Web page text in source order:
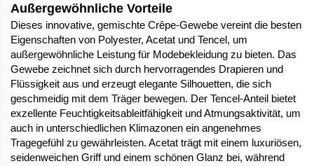
Außergewöhnliche Vorteile
Dieses innovative, gemischte Crêpe-Gewebe vereint die besten
Eigenschaften von Polyester, Acetat und Tencel, um
außergewöhnliche Leistung für Modebekleidung zu bieten. Das
Gewebe zeichnet sich durch hervorragendes Drapieren und
Flüssigkeit aus und erzeugt elegante Silhouetten, die sich
geschmeidig mit dem Träger bewegen. Der Tencel-Anteil bietet
exzellente Feuchtigkeitsableitfähigkeit und Atmungsaktivität, um
auch in unterschiedlichen Klimazonen ein angenehmes
Tragegefühl zu gewährleisten. Acetat trägt mit einem luxuriösen,
seidenweichen Griff und einem schönen Glanz bei, während